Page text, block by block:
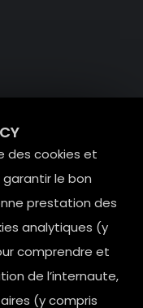
des cookies et
le bon
prestation des
analytiques (y
comprendre et
de l’internaute,
(y compris